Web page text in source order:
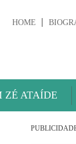
HOME
ZÉ ATAÍDE